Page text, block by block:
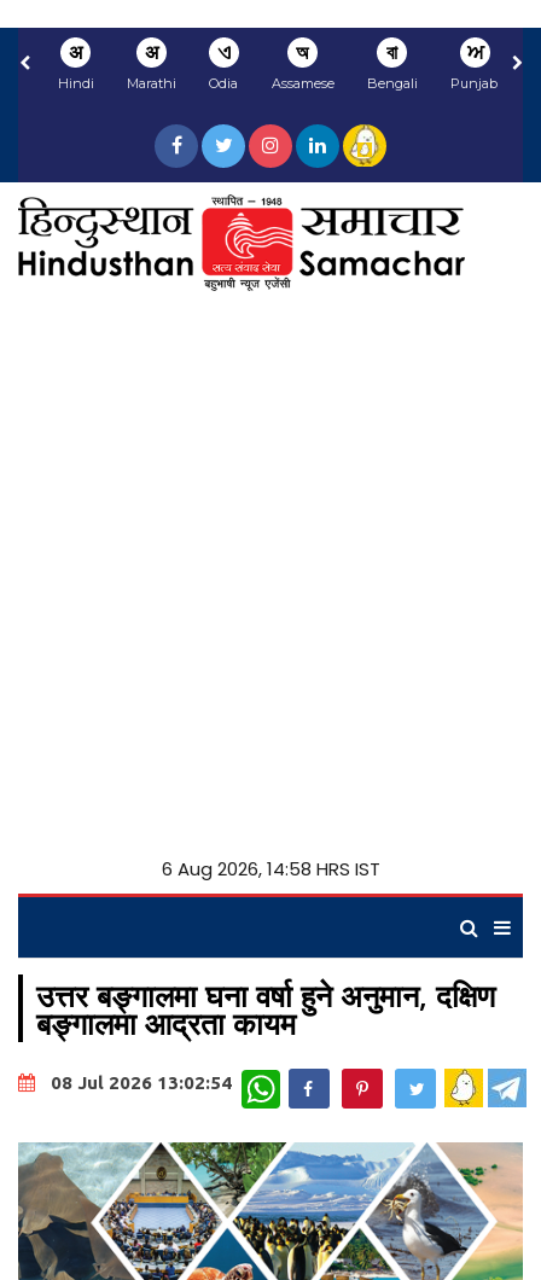
अ
Hindi
अ
Marathi
ଏ
Odia
অ
Assamese
বা
Bengali
ਅ
Punjabi
6 Aug 2026, 14:58 HRS IST
उत्तर बङ्गालमा घना वर्षा हुने अनुमान, दक्षिण
बङ्गालमा आद्रता कायम
08 Jul 2026 13:02:54 WhatsApp